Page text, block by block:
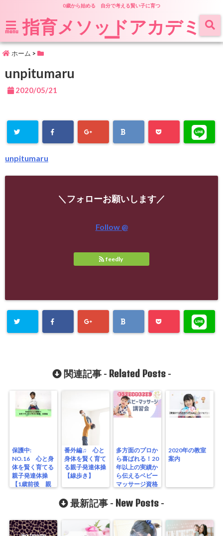
0歳から始める 自分で考える賢い子に育つ
menu 指育メソッドアカデミ
ー
ホーム >
unpitumaru
2020/05/21
unpitumaru
＼フォローお願いします／
Follow @
feedly
関連記事 - Related Posts-
保護中:
NO.16 心と身
体を賢く育てる
親子発達体操
【1歳前後 親
番外編♫ 心と
身体を賢く育て
る親子発達体操
【線歩き】
多方面のプロか
ら喜ばれる！20
年以上の実績か
ら伝えるベビー
マッサージ資格
2020年の教室
案内
最新記事 - New Posts -